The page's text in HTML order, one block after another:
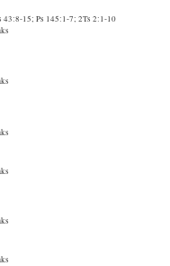
15; Ps 145:1-7; 2Ts 2:1-10